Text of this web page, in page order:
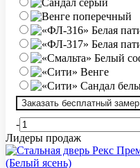
Заказать бесплатный замер
-
Лидеры продаж